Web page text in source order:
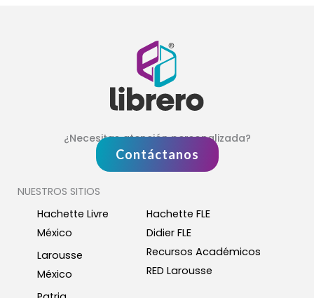
¿Necesitas atención personalizada?
Contáctanos
NUESTROS SITIOS
Hachette Livre
México
Larousse
México
Hachette FLE
Didier FLE
Recursos Académicos
RED Larousse